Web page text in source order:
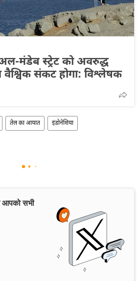
मंडेब स्ट्रेट को अवरुद्ध
संकट होगा: विश्लेषक
तेल का आयात इंडोनेशिया
सभी